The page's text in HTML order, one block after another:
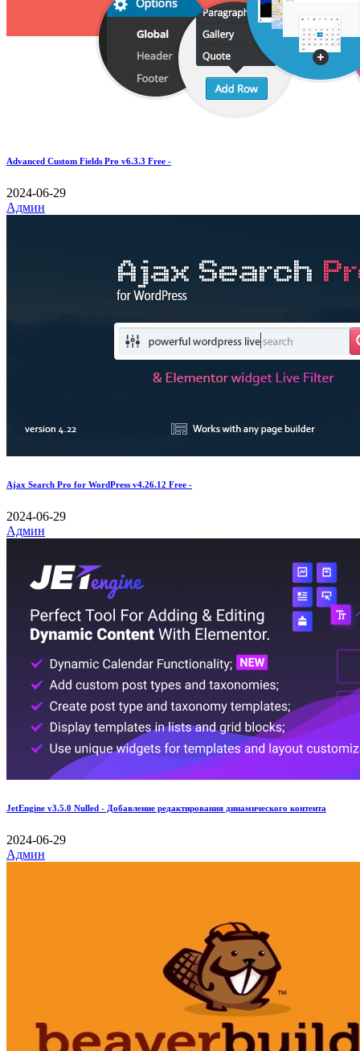
Advanced Custom Fields Pro v6.3.3 Free -
2024-06-29
Админ
Ajax Search Pro for WordPress v4.26.12 Free -
2024-06-29
Админ
JetEngine v3.5.0 Nulled - Добавление редактирования динамического контента
2024-06-29
Админ